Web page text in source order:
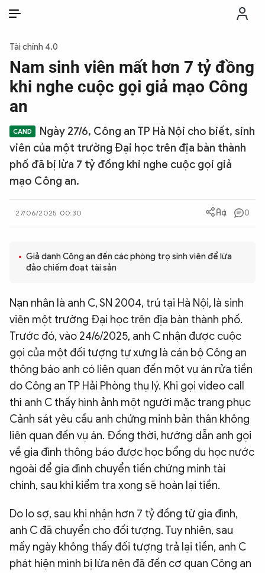
THỜI SỰ
CHỐNG DIỄN BIẾN HÒA BÌNH
CÔNG AN TRONG LÒNG DÂN
XÃ HỘI
VĂN HÓA - THỂ THAO
BẠN ĐỌC & CAND
ĐA PHƯƠNG TIỆN
eMagazine
Podcast
Video Ảnh
Infographic
Chuyên trang An ninh thế giới
Văn nghệ Công an
Chuyên đề
Tài chính 4.0
Nam sinh viên mất hơn 7 tỷ đồng
khi nghe cuộc gọi giả mạo Công
an
Ngày 27/6, Công an TP Hà Nội cho biết, sinh
viên của một trường Đại học trên địa bàn thành
phố đã bị lừa 7 tỷ đồng khi nghe cuộc gọi giả
mạo Công an.
27/06/2025 00:30 0
Giả danh Công an đến các phòng trọ sinh viên để lừa
đảo chiếm đoạt tài sản
Nạn nhân là anh C, SN 2004, trú tại Hà Nội, là sinh
viên một trường Đại học trên địa bàn thành phố.
Trước đó, vào 24/6/2025, anh C nhận được cuộc
gọi của một đối tượng tự xưng là cán bộ Công an
thông báo anh có liên quan đến một vụ án rửa tiền
do Công an TP Hải Phòng thụ lý. Khi gọi video call
thì anh C thấy hình ảnh một người mặc trang phục
Cảnh sát yêu cầu anh chứng minh bản thân không
liên quan đến vụ án. Đồng thời, hướng dẫn anh gọi
về gia đình thông báo được học bổng du học nước
ngoài để gia đình chuyển tiền chứng minh tài
chính, sau khi kiểm tra xong sẽ hoàn lại tiền.
Do lo sợ, sau khi nhận hơn 7 tỷ đồng từ gia đình,
anh C đã chuyển cho đối tượng. Tuy nhiên, sau
mấy ngày không thấy đối tượng trả lại tiền, anh C
phát hiện mình bị lừa nên đã đến cơ quan Công an